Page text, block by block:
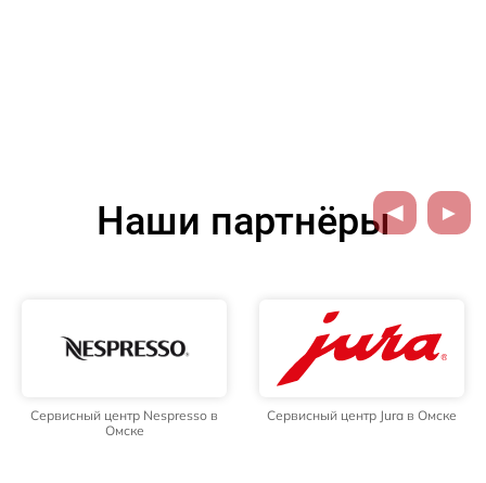
Наши партнёры
Сервисный центр Nespresso в
Омске
Сервисный центр Jura в Омске